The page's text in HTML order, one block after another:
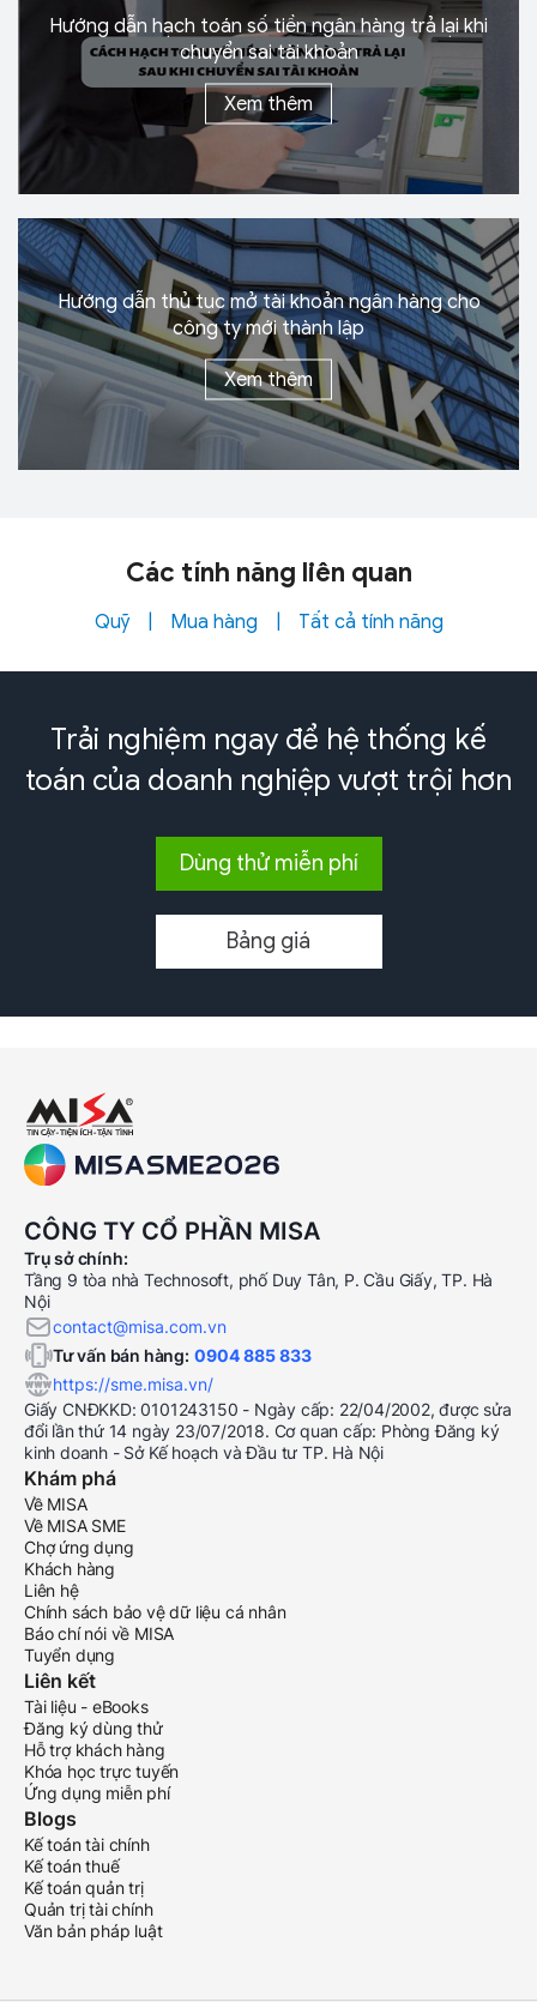
Hướng dẫn hạch toán số tiền ngân hàng trả lại khi
chuyển saitài khoản
Xem thêm
Hướng dẫn thủ tục mở tài khoản ngân hàng cho
công ty mới thành lập
Xem thêm
Các tính năng liên quan
Quỹ Mua hàng Tất cả tính năng
Trải nghiệm ngay để hệ thống kế
toán của doanh nghiệp vượt trội hơn
Dùng thử miễn phí
Bảng giá
CÔNG TY CỔ PHẦN MISA
Trụ sở chính:
Tầng 9 tòa nhà Technosoft, phố Duy Tân, P. Cầu Giấy, TP. Hà
Nội
contact@misa.com.vn
Tư vấn bán hàng: 0904 885 833
https://sme.misa.vn/
Giấy CNĐKKD: 0101243150 - Ngày cấp: 22/04/2002, được sửa
đổi lần thứ 14 ngày 23/07/2018. Cơ quan cấp: Phòng Đăng ký
kinh doanh - Sở Kế hoạch và Đầu tư TP. Hà Nội
Khám phá
Về MISA
Về MISA SME
Chợ ứng dụng
Khách hàng
Liên hệ
Chính sách bảo vệ dữ liệu cá nhân
Báo chí nói về MISA
Tuyển dụng
Liên kết
Tài liệu - eBooks
Đăng ký dùng thử
Hỗ trợ khách hàng
Khóa học trực tuyến
Ứng dụng miễn phí
Blogs
Kế toán tài chính
Kế toán thuế
Kế toán quản trị
Quản trị tài chính
Văn bản pháp luật